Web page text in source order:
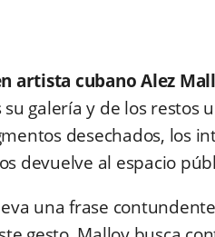
artista cubano Alez
su galería y de los restos
desechados, los
devuelve al espacio
una frase